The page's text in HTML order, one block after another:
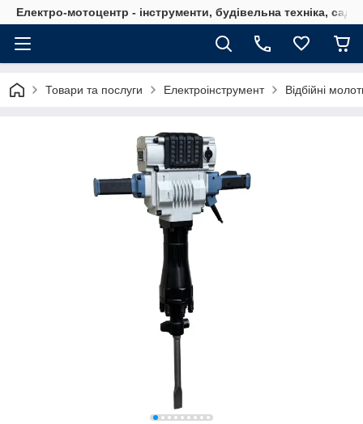
Електро-мотоцентр - інструменти, будівельна техніка,
Товари та послуги Електроінструмент Відбійні